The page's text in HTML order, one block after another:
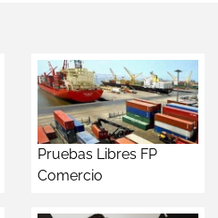
Pruebas Libres FP
Comercio